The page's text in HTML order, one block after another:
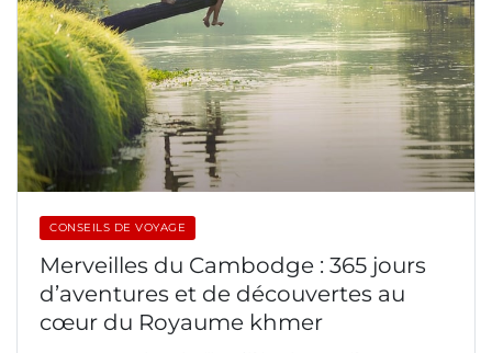
CONSEILS DE VOYAGE
Merveilles du Cambodge : 365 jours
d’aventures et de découvertes au
cœur du Royaume khmer